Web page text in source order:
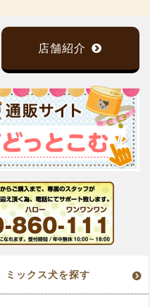
店舗紹介
ミックス犬を探す